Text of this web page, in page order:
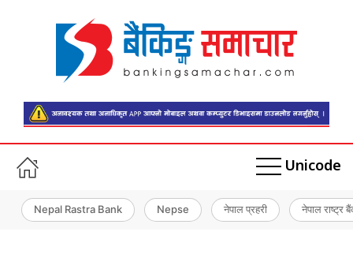
Unicode
Nepal Rastra Bank Nepse नेपाल प्रहरी नेपाल राष्ट्र